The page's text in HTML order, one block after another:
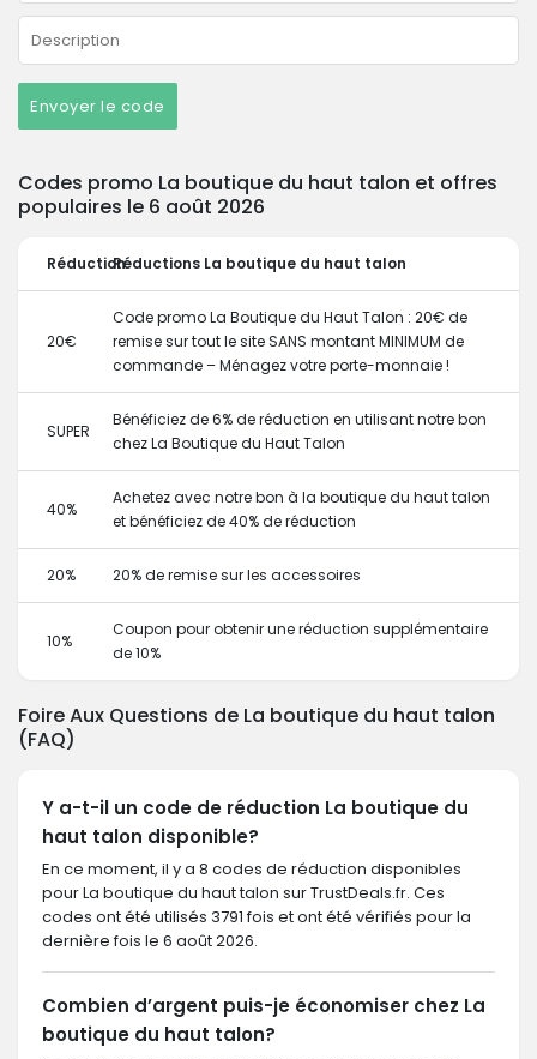
Envoyer le code
Codes promo La boutique du haut talon et offres
populaires le 6 août 2026
RéductionRéductions La boutique du haut talon
20€
Code promo La Boutique du Haut Talon : 20€ de
remise sur tout le site SANS montant MINIMUM de
commande – Ménagez votre porte-monnaie !
SUPER
Bénéficiez de 6% de réduction en utilisant notre bon
chez La Boutique du Haut Talon
40%
Achetez avec notre bon à la boutique du haut talon
et bénéficiez de 40% de réduction
20% 20% de remise sur les accessoires
10%
Coupon pour obtenir une réduction supplémentaire
de 10%
Foire Aux Questions de La boutique du haut talon
(FAQ)
Y a-t-il un code de réduction La boutique du
haut talon disponible?
En ce moment, il y a 8 codes de réduction disponibles
pour La boutique du haut talon sur TrustDeals.fr. Ces
codes ont été utilisés 3791 fois et ont été vérifiés pour la
dernière fois le 6 août 2026.
Combien d’argent puis-je économiser chez La
boutique du haut talon?